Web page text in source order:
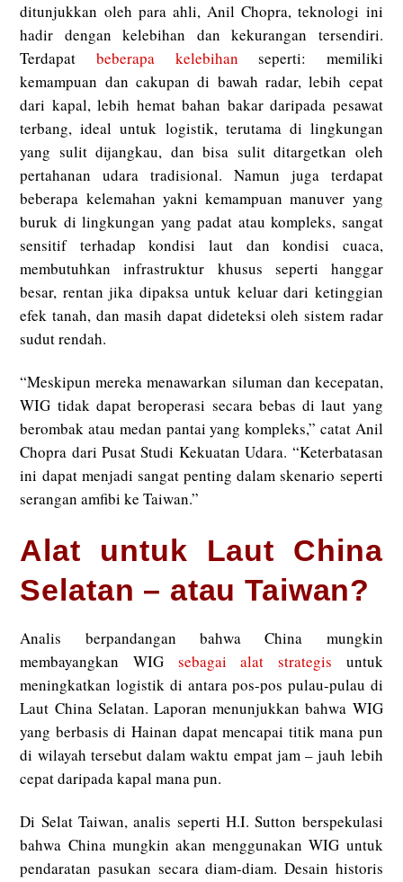
ditunjukkan oleh para ahli, Anil Chopra, teknologi ini
hadir dengan kelebihan dan kekurangan tersendiri.
Terdapat beberapa kelebihan seperti: memiliki
kemampuan dan cakupan di bawah radar, lebih cepat
dari kapal, lebih hemat bahan bakar daripada pesawat
terbang, ideal untuk logistik, terutama di lingkungan
yang sulit dijangkau, dan bisa sulit ditargetkan oleh
pertahanan udara tradisional. Namun juga terdapat
beberapa kelemahan yakni kemampuan manuver yang
buruk di lingkungan yang padat atau kompleks, sangat
sensitif terhadap kondisi laut dan kondisi cuaca,
membutuhkan infrastruktur khusus seperti hanggar
besar, rentan jika dipaksa untuk keluar dari ketinggian
efek tanah, dan masih dapat dideteksi oleh sistem radar
sudut rendah.
“Meskipun mereka menawarkan siluman dan kecepatan,
WIG tidak dapat beroperasi secara bebas di laut yang
berombak atau medan pantai yang kompleks,” catat Anil
Chopra dari Pusat Studi Kekuatan Udara. “Keterbatasan
ini dapat menjadi sangat penting dalam skenario seperti
serangan amfibi ke Taiwan.”
Alat untuk Laut China
Selatan – atau Taiwan?
Analis berpandangan bahwa China mungkin
membayangkan WIG sebagai alat strategis untuk
meningkatkan logistik di antara pos-pos pulau-pulau di
Laut China Selatan. Laporan menunjukkan bahwa WIG
yang berbasis di Hainan dapat mencapai titik mana pun
di wilayah tersebut dalam waktu empat jam – jauh lebih
cepat daripada kapal mana pun.
Di Selat Taiwan, analis seperti H.I. Sutton berspekulasi
bahwa China mungkin akan menggunakan WIG untuk
pendaratan pasukan secara diam-diam. Desain historis